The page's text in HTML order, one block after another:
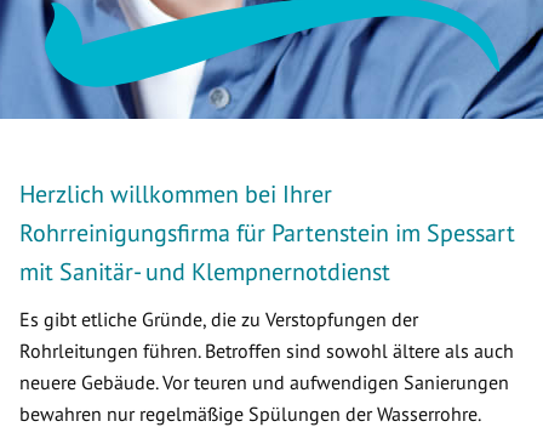
Herzlich willkommen bei Ihrer
Rohrreinigungsfirma für Partenstein im Spessart
mit Sanitär- und Klempnernotdienst
Es gibt etliche Gründe, die zu Verstopfungen der
Rohrleitungen führen. Betroffen sind sowohl ältere als auch
neuere Gebäude. Vor teuren und aufwendigen Sanierungen
bewahren nur regelmäßige Spülungen der Wasserrohre.